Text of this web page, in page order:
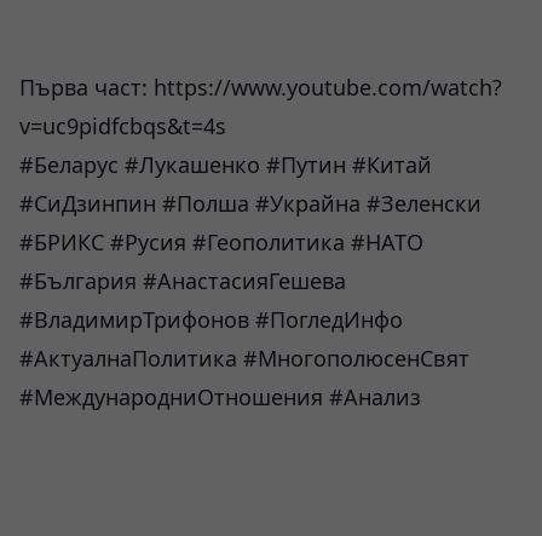
Първа част: https://www.youtube.com/watch?
v=uc9pidfcbqs&t=4s
#Беларус #Лукашенко #Путин #Китай
#СиДзинпин #Полша #Украйна #Зеленски
#БРИКС #Русия #Геополитика #НАТО
#България #АнастасияГешева
#ВладимирТрифонов #ПогледИнфо
#АктуалнаПолитика #МногополюсенСвят
#МеждународниОтношения #Анализ